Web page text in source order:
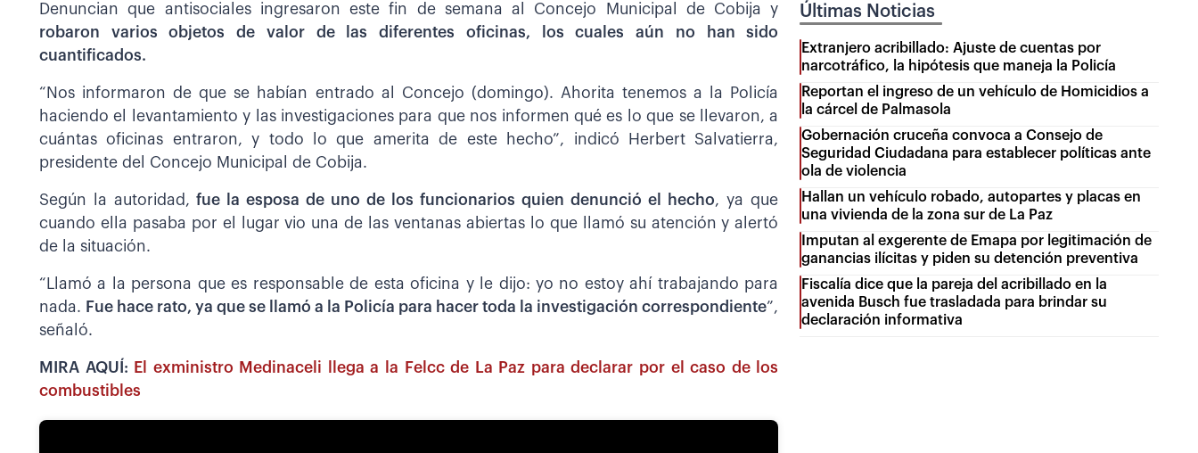
Denuncian que antisociales ingresaron este fin de semana al Concejo Municipal de Cobija y
robaron varios objetos de valor de las diferentes oficinas, los cuales aún no han sido
cuantificados.
“Nos informaron de que se habían entrado al Concejo (domingo). Ahorita tenemos a la Policía
haciendo el levantamiento y las investigaciones para que nos informen qué es lo que se llevaron, a
cuántas oficinas entraron, y todo lo que amerita de este hecho”, indicó Herbert Salvatierra,
presidente del Concejo Municipal de Cobija.
Según la autoridad, fue la esposa de uno de los funcionarios quien denunció el hecho, ya que
cuando ella pasaba por el lugar vio una de las ventanas abiertas lo que llamó su atención y alertó
de la situación.
“Llamó a la persona que es responsable de esta oficina y le dijo: yo no estoy ahí trabajando para
nada. Fue hace rato, ya que se llamó a la Policía para hacer toda la investigación correspondiente”,
señaló.
MIRA AQUÍ: El exministro Medinaceli llega a la Felcc de La Paz para declarar por el caso de los
combustibles
Últimas Noticias
Extranjero acribillado: Ajuste de cuentas por
narcotráfico, la hipótesis que maneja la Policía
Reportan el ingreso de un vehículo de Homicidios a
la cárcel de Palmasola
Gobernación cruceña convoca a Consejo de
Seguridad Ciudadana para establecer políticas ante
ola de violencia
Hallan un vehículo robado, autopartes y placas en
una vivienda de la zona sur de La Paz
Imputan al exgerente de Emapa por legitimación de
ganancias ilícitas y piden su detención preventiva
Fiscalía dice que la pareja del acribillado en la
avenida Busch fue trasladada para brindar su
declaración informativa